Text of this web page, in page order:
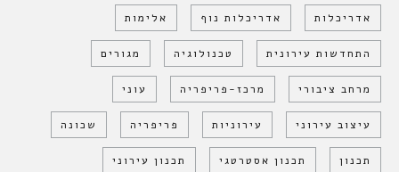
אדריכלות אדריכלות נוף אלימות
התחדשות עירונית טכנולוגיה מגורים
מרחב ציבורי מרכז-פריפריה עוני
עיצוב עירוני עירוניות פריפריה שכונה
תכנון תכנון אסטרטגי תכנון עירוני